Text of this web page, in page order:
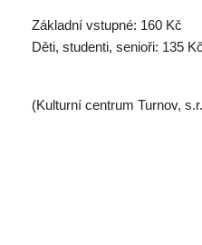
Základní vstupné: 160 Kč
Děti, studenti, senioři: 135 Kč
(Kulturní centrum Turnov,